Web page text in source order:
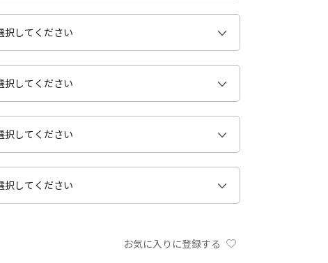
お気に入りに登録する